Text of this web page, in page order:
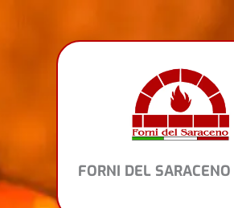
contenuto
FORNI DEL SARACENO